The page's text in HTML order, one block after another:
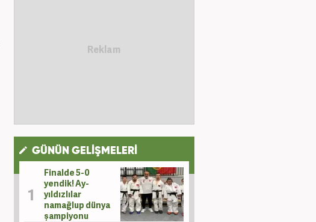
GÜNÜN GELİŞMELERİ
Finalde 5-0
yendik! Ay-
yıldızlılar
namağlup dünya
şampiyonu